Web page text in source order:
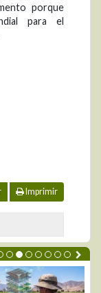
porque
para el
Imprimir